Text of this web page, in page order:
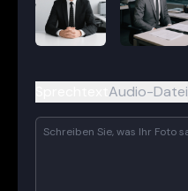
Audio-Datei